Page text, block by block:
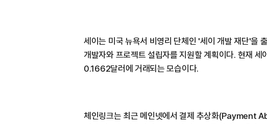
세이는 미국 뉴욕서 비영리 단체인 '세이 개발 재단'을
개발자와 프로젝트 설립자를 지원할 계획이다. 현재
0.1662달러에 거래되는 모습이다.
체인링크는 최근 메인넷에서 결제 추상화(Payment